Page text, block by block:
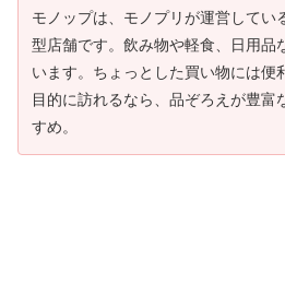
モノップは、モノプリが運営してい
型店舗です。飲み物や軽食、日用品
います。ちょっとした買い物には便
目的に訪れるなら、品ぞろえが豊富
すめ。